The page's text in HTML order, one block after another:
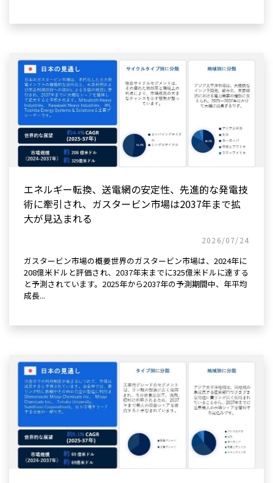
エネルギー転換、送電網の安定性、先進的な発電技
術に牽引され、ガスタービン市場は2037年まで拡
大が見込まれる
2026/07/24
ガスタービン市場の概要世界のガスタービン市場は、2024年に
208億米ドルと評価され、2037年末までに325億米ドルに達する
と予測されています。2025年から2037年の予測期間中、年平均
成長...